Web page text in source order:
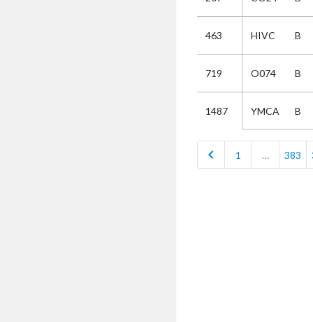
463 HIVC B
719 O074 B
1487 YMCA B
chevron_left 1 … 383